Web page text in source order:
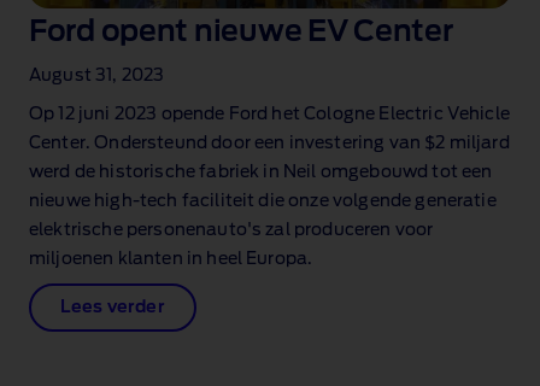
Ford opent nieuwe EV Center
August 31, 2023
Op 12 juni 2023 opende Ford het Cologne Electric Vehicle
Center. Ondersteund door een investering van $2 miljard
werd de historische fabriek in Neil omgebouwd tot een
nieuwe high‑tech faciliteit die onze volgende generatie
elektrische personenauto's zal produceren voor
miljoenen klanten in heel Europa.
Lees verder